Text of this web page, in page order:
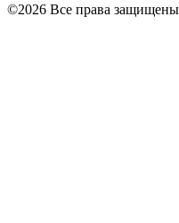
©2026 Все права